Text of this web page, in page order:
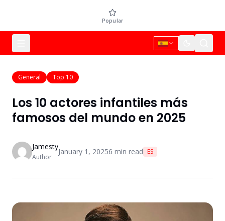
Popular
General Top 10
Los 10 actores infantiles más
famosos del mundo en 2025
Jamesty
Author
January 1, 20256 min read ES